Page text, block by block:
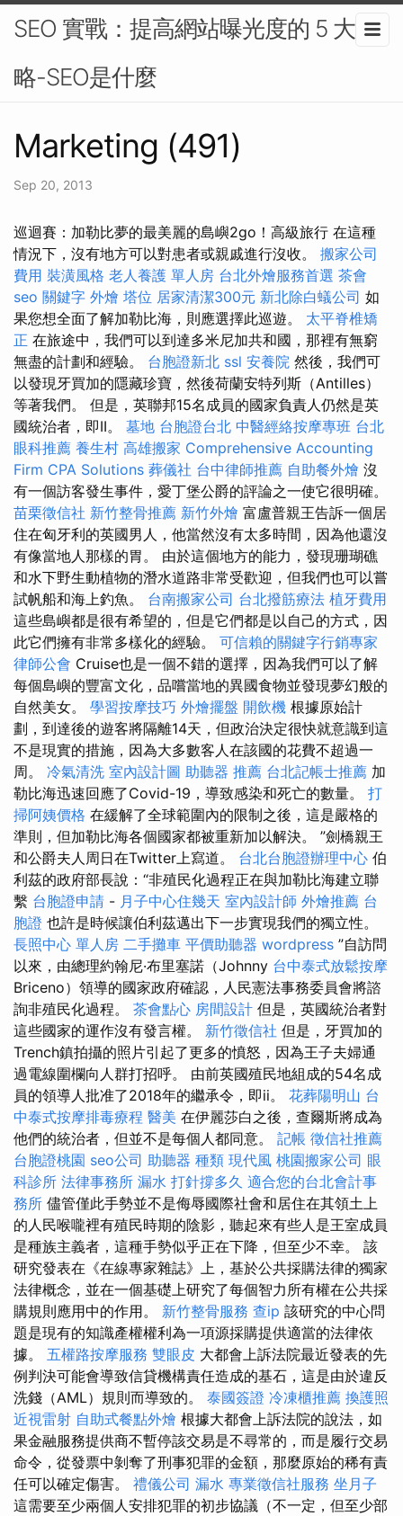
SEO 實戰：提高網站曝光度的 5 大策
略-SEO是什麼
Marketing (491)
Sep 20, 2013
巡迴賽：加勒比夢的最美麗的島嶼2go！高級旅行 在這種
情況下，沒有地方可以對患者或親戚進行沒收。 搬家公司
費用 裝潢風格 老人養護 單人房 台北外燴服務首選 茶會
seo 關鍵字 外燴 塔位 居家清潔300元 新北除白蟻公司 如
果您想全面了解加勒比海，則應選擇此巡遊。 太平脊椎矯
正 在旅途中，我們可以到達多米尼加共和國，那裡有無窮
無盡的計劃和經驗。 台胞證新北 ssl 安養院 然後，我們可
以發現牙買加的隱藏珍寶，然後荷蘭安特列斯（Antilles）
等著我們。 但是，英聯邦15名成員的國家負責人仍然是英
國統治者，即II。 墓地 台胞證台北 中醫經絡按摩專班 台北
眼科推薦 養生村 高雄搬家 Comprehensive Accounting
Firm CPA Solutions 葬儀社 台中律師推薦 自助餐外燴 沒
有一個訪客發生事件，愛丁堡公爵的評論之一使它很明確。
苗栗徵信社 新竹整骨推薦 新竹外燴 富盧普親王告訴一個居
住在匈牙利的英國男人，他當然沒有太多時間，因為他還沒
有像當地人那樣的胃。 由於這個地方的能力，發現珊瑚礁
和水下野生動植物的潛水道路非常受歡迎，但我們也可以嘗
試帆船和海上釣魚。 台南搬家公司 台北撥筋療法 植牙費用
這些島嶼都是很有希望的，但是它們都是以自己的方式，因
此它們擁有非常多樣化的經驗。 可信賴的關鍵字行銷專家
律師公會 Cruise也是一個不錯的選擇，因為我們可以了解
每個島嶼的豐富文化，品嚐當地的異國食物並發現夢幻般的
自然美女。 學習按摩技巧 外燴擺盤 開飲機 根據原始計
劃，到達後的遊客將隔離14天，但政治決定很快就意識到這
不是現實的措施，因為大多數客人在該國的花費不超過一
周。 冷氣清洗 室內設計圖 助聽器 推薦 台北記帳士推薦 加
勒比海迅速回應了Covid-19，導致感染和死亡的數量。 打
掃阿姨價格 在緩解了全球範圍內的限制之後，這是嚴格的
準則，但加勒比海各個國家都被重新加以解決。 ”劍橋親王
和公爵夫人周日在Twitter上寫道。 台北台胞證辦理中心 伯
利茲的政府部長說：“非殖民化過程正在與加勒比海建立聯
繫 台胞證申請 - 月子中心住幾天 室內設計師 外燴推薦 台
胞證 也許是時候讓伯利茲邁出下一步實現我們的獨立性。
長照中心 單人房 二手攤車 平價助聽器 wordpress ”自訪問
以來，由總理約翰尼·布里塞諾（Johnny 台中泰式放鬆按摩
Briceno）領導的國家政府確認，人民憲法事務委員會將諮
詢非殖民化過程。 茶會點心 房間設計 但是，英國統治者對
這些國家的運作沒有發言權。 新竹徵信社 但是，牙買加的
Trench鎮拍攝的照片引起了更多的憤怒，因為王子夫婦通
過電線圍欄向人群打招呼。 由前英國殖民地組成的54名成
員的領導人批准了2018年的繼承令，即ii。 花葬陽明山 台
中泰式按摩排毒療程 醫美 在伊麗莎白之後，查爾斯將成為
他們的統治者，但並不是每個人都同意。 記帳 徵信社推薦
台胞證桃園 seo公司 助聽器 種類 現代風 桃園搬家公司 眼
科診所 法律事務所 漏水 打針撐多久 適合您的台北會計事
務所 儘管僅此手勢並不是侮辱國際社會和居住在其領土上
的人民喉嚨裡有殖民時期的陰影，聽起來有些人是王室成員
是種族主義者，這種手勢似乎正在下降，但至少不幸。 該
研究發表在《在線專家雜誌》上，基於公共採購法律的獨家
法律概念，並在一個基礎上研究了每個智力所有權在公共採
購規則應用中的作用。 新竹整骨服務 查ip 該研究的中心問
題是現有的知識產權權利為一項源採購提供適當的法律依
據。 五權路按摩服務 雙眼皮 大都會上訴法院最近發表的先
例判決可能會導致信貸機構責任造成的基石，這是由於違反
洗錢（AML）規則而導致的。 泰國簽證 冷凍櫃推薦 換護照
近視雷射 自助式餐點外燴 根據大都會上訴法院的說法，如
果金融服務提供商不暫停該交易是不尋常的，而是履行交易
命令，從發票中剝奪了刑事犯罪的金額，那麼原始的稀有責
任可以確定傷害。 禮儀公司 漏水 專業徵信社服務 坐月子
這需要至少兩個人安排犯罪的初步協議（不一定，但至少部